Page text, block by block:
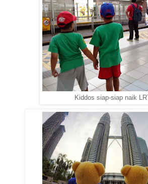
Kiddos siap-siap naik LRT